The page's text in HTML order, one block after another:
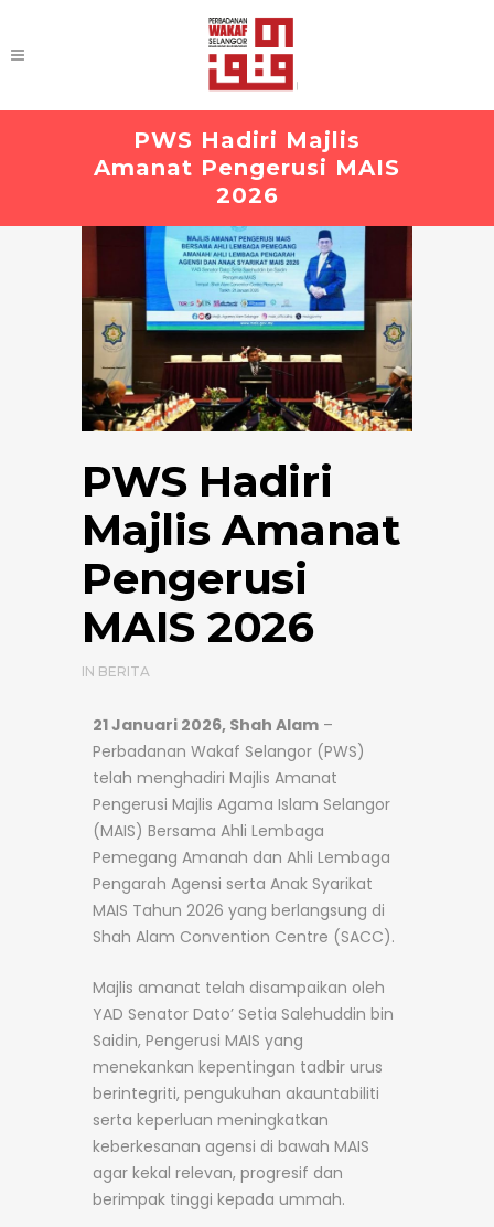
PWS Hadiri Majlis
Amanat Pengerusi MAIS
2026
PWS Hadiri
Majlis Amanat
Pengerusi
MAIS 2026
IN BERITA
21 Januari 2026, Shah Alam –
Perbadanan Wakaf Selangor (PWS)
telah menghadiri Majlis Amanat
Pengerusi Majlis Agama Islam Selangor
(MAIS) Bersama Ahli Lembaga
Pemegang Amanah dan Ahli Lembaga
Pengarah Agensi serta Anak Syarikat
MAIS Tahun 2026 yang berlangsung di
Shah Alam Convention Centre (SACC).
Majlis amanat telah disampaikan oleh
YAD Senator Dato’ Setia Salehuddin bin
Saidin, Pengerusi MAIS yang
menekankan kepentingan tadbir urus
berintegriti, pengukuhan akauntabiliti
serta keperluan meningkatkan
keberkesanan agensi di bawah MAIS
agar kekal relevan, progresif dan
berimpak tinggi kepada ummah.